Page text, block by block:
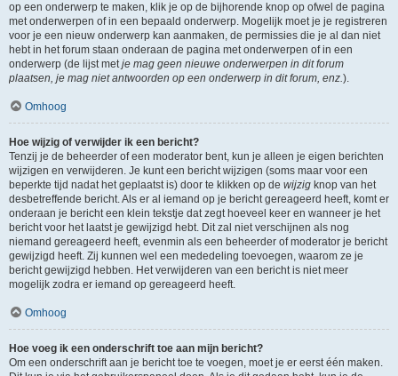
op een onderwerp te maken, klik je op de bijhorende knop op ofwel de pagina
met onderwerpen of in een bepaald onderwerp. Mogelijk moet je je registreren
voor je een nieuw onderwerp kan aanmaken, de permissies die je al dan niet
hebt in het forum staan onderaan de pagina met onderwerpen of in een
onderwerp (de lijst metje mag geen nieuwe onderwerpen in dit forum
plaatsen, je mag niet antwoorden op een onderwerp in dit forum, enz.).
Omhoog
Hoe wijzig of verwijder ik een bericht?
Tenzij je de beheerder of een moderator bent, kun je alleen je eigen berichten
wijzigen en verwijderen. Je kunt een bericht wijzigen (soms maar voor een
beperkte tijd nadat het geplaatst is) door te klikken op de wijzig knop van het
desbetreffende bericht. Als er al iemand op je bericht gereageerd heeft, komt er
onderaan je bericht een klein tekstje dat zegt hoeveel keer en wanneer je het
bericht voor het laatst je gewijzigd hebt. Dit zal niet verschijnen als nog
niemand gereageerd heeft, evenmin als een beheerder of moderator je bericht
gewijzigd heeft. Zij kunnen wel een mededeling toevoegen, waarom ze je
bericht gewijzigd hebben. Het verwijderen van een bericht is niet meer
mogelijk zodra er iemand op gereageerd heeft.
Omhoog
Hoe voeg ik een onderschrift toe aan mijn bericht?
Om een onderschrift aan je bericht toe te voegen, moet je er eerst één maken.